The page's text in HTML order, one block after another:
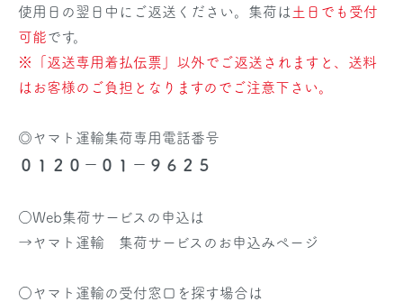
使用日の翌日中にご返送ください。集荷は 土日でも受付
可能です。
※「返送専用着払伝票」以外でご返送されますと、送料
はお客様のご負担となりますのでご注意下さい。
◎ヤマト運輸集荷専用電話番号
０１２０－０１－９６２５
○Web集荷サービスの申込は
→ヤマト運輸 集荷サービスのお申込みページ
○ヤマト運輸の受付窓口を探す場合は